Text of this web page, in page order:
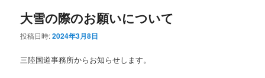
大雪の際のお願いについて
投稿日時:2024年3月8日
三陸国道事務所からお知らせします。